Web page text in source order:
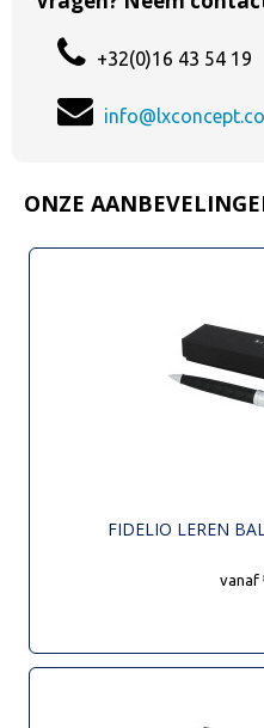
+32(0)16 43 54 19
ONZE
FIDELIO LEREN
vanaf